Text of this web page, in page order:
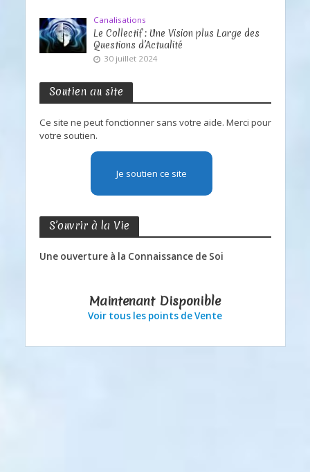
Canalisations
Le Collectif : Une Vision plus Large des
Questions d’Actualité
30 juillet 2024
Soutien au site
Ce site ne peut fonctionner sans votre aide. Merci pour
votre soutien.
Je soutien ce site
S’ouvrir à la Vie
Une ouverture à la Connaissance de Soi
Maintenant Disponible
Voir tous les points de Vente